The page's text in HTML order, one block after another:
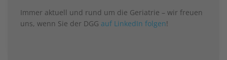
Immer aktuell und rund um die Geriatrie – wir freuen
uns, wenn Sie der DGG auf LinkedIn folgen!